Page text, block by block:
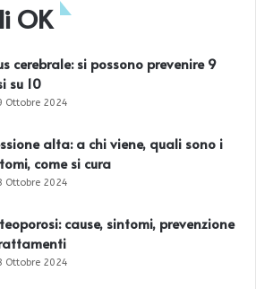
OK
cerebrale: si possono prevenire 9
su 10
Ottobre 2024
alta: a chi viene, quali sono i
come si cura
Ottobre 2024
cause, sintomi, prevenzione
Ottobre 2024